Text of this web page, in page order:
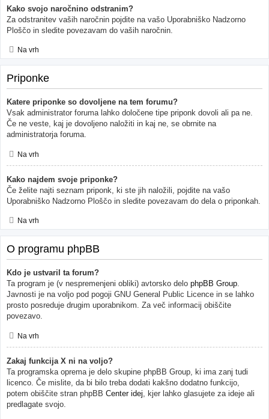
Kako svojo naročnino odstranim?
Za odstranitev vaših naročnin pojdite na vašo Uporabniško Nadzorno
Ploščo in sledite povezavam do vaših naročnin.
Na vrh
Priponke
Katere priponke so dovoljene na tem forumu?
Vsak administrator foruma lahko določene tipe priponk dovoli ali pa ne.
Če ne veste, kaj je dovoljeno naložiti in kaj ne, se obrnite na
administratorja foruma.
Na vrh
Kako najdem svoje priponke?
Če želite najti seznam priponk, ki ste jih naložili, pojdite na vašo
Uporabniško Nadzorno Ploščo in sledite povezavam do dela o priponkah.
Na vrh
O programu phpBB
Kdo je ustvaril ta forum?
Ta program je (v nespremenjeni obliki) avtorsko delo phpBB Group.
Javnosti je na voljo pod pogoji GNU General Public Licence in se lahko
prosto posreduje drugim uporabnikom. Za več informacij obiščite
povezavo.
Na vrh
Zakaj funkcija X ni na voljo?
Ta programska oprema je delo skupine phpBB Group, ki ima zanj tudi
licenco. Če mislite, da bi bilo treba dodati kakšno dodatno funkcijo,
potem obiščite stran phpBB Center idej, kjer lahko glasujete za ideje ali
predlagate svojo.